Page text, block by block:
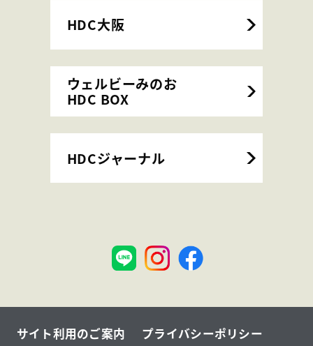
HDC大阪
ウェルビーみのお
HDC BOX
HDCジャーナル
サイト利用のご案内 プライバシーポリシー